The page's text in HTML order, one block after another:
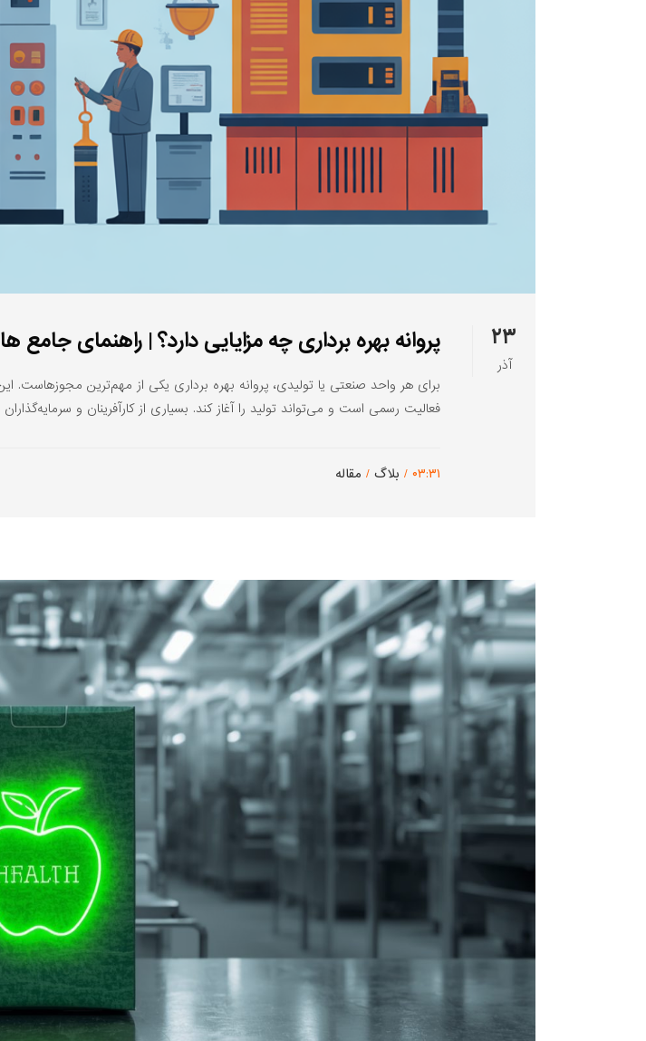
۲۳
آذر
پروانه بهره برداری چه مزایایی دارد؟ | راهنمای جامع
برای هر واحد صنعتی یا تولیدی، پروانه بهره برداری یکی از مهم‌ترین
فعالیت رسمی است و می‌تواند تولید را آغاز کند. بسیاری از کارآفرینان و
۰۳:۳۱ / بلاگ / مقاله